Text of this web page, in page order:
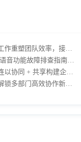
告别单打独斗：协同工作重塑团队效率，接而连打造数据合规协作空间
麒麟 V10 环境接而连语音功能故障排查指南：快速恢复高效协作
打破信息孤岛：接而连以协同 + 共享构建企业高效办公生态
打破部门墙：接而连解锁多部门高效协作新路径